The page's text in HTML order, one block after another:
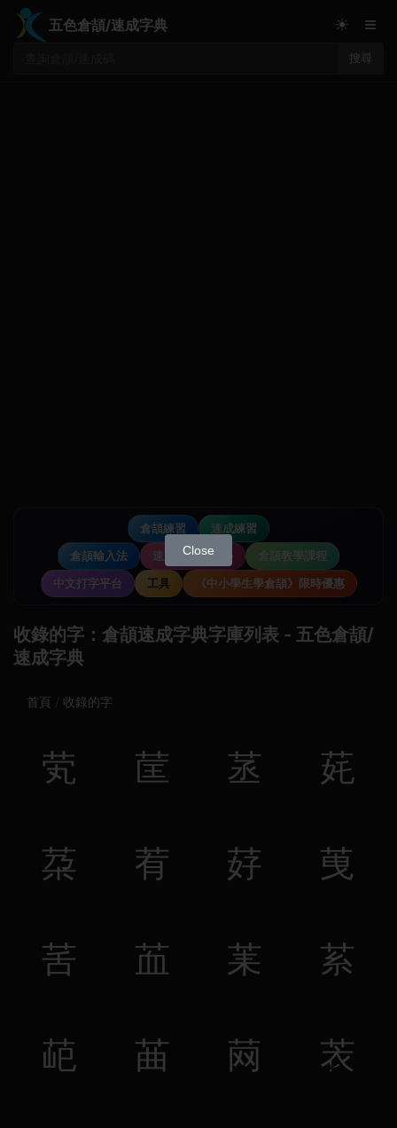
五色倉頡/速成字典
搜尋
☀ ≡
倉頡練習
速成練習
倉頡輸入法
速成輸入法教學
倉頡教學課程
中文打字平台
工具 《中小學生學倉頡》限時優惠
收錄的字：倉頡速成字典字庫列表 - 五色倉頡/
速成字典
首頁 收錄的字
䒯 䒰 䒱 䒲
䒳 䒴 䒵 䒶
䒷 䒸 䒹 䒺
䒻 䒼 䒽 䒾
Close